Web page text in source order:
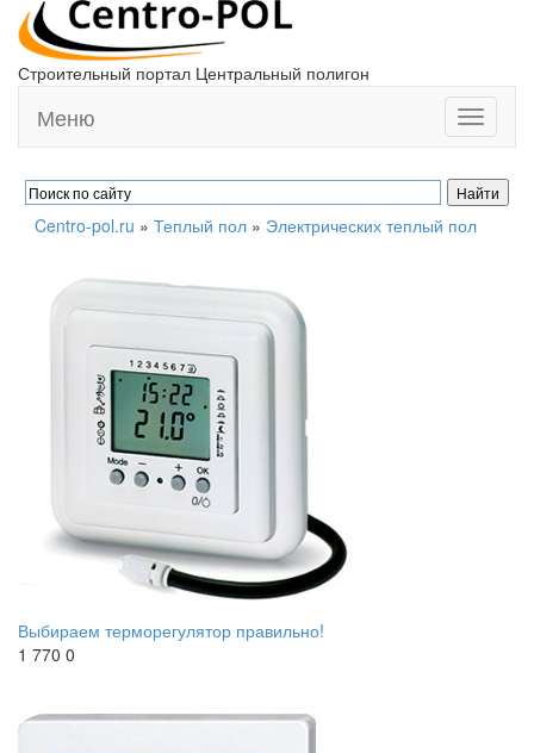
Строительный портал Центральный полигон
Toggle
Меню
Centro-pol.ru » Теплый пол » Электрических теплый пол
Выбираем терморегулятор правильно!
1 770 0